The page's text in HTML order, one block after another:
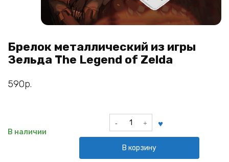
Брелок металлический из игры
Зельда The Legend of Zelda
590р.
В наличии
Количество
товара
металлический
В корзину